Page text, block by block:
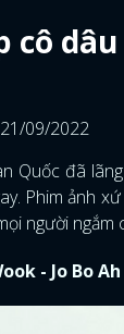
cô
09/2022
Quốc đã
Phim ảnh
người ngắm
- Jo Bo